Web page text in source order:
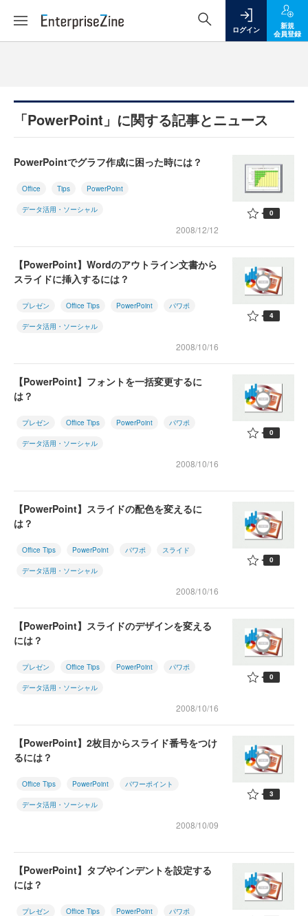
ログイン
新規
会員登録
「PowerPoint」に関する記事とニュース
PowerPointでグラフ作成に困った時には？
Office Tips PowerPoint
データ活用・ソーシャル
2008/12/12
0
【PowerPoint】Wordのアウトライン文書から
スライドに挿入するには？
プレゼン Office Tips PowerPoint パワポ
データ活用・ソーシャル
2008/10/16
4
【PowerPoint】フォントを一括変更するに
は？
プレゼン Office Tips PowerPoint パワポ
データ活用・ソーシャル
2008/10/16
0
【PowerPoint】スライドの配色を変えるに
は？
Office Tips PowerPoint パワポ スライド
データ活用・ソーシャル
2008/10/16
0
【PowerPoint】スライドのデザインを変える
には？
プレゼン Office Tips PowerPoint パワポ
データ活用・ソーシャル
2008/10/16
0
【PowerPoint】2枚目からスライド番号をつけ
るには？
Office Tips PowerPoint パワーポイント
データ活用・ソーシャル
2008/10/09
3
【PowerPoint】タブやインデントを設定する
には？
プレゼン Office Tips PowerPoint パワポ